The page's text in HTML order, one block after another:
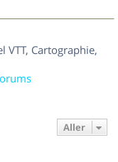
VTT, Cartographie,
Aller